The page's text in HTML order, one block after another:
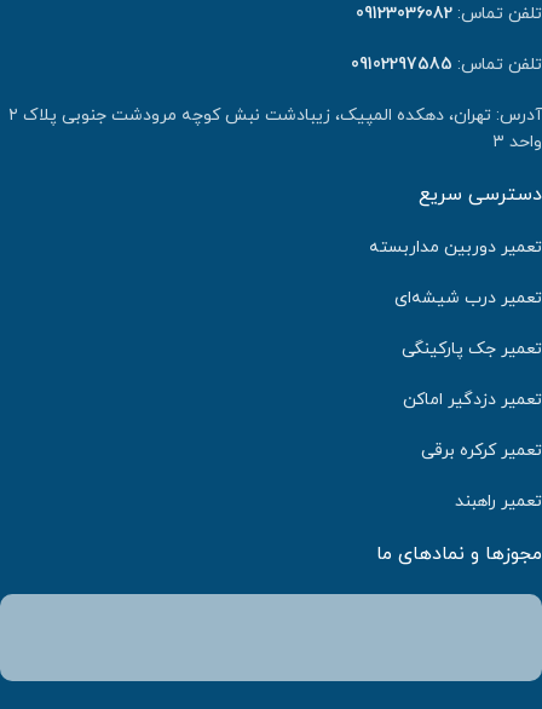
تلفن تماس: 09123036082
تلفن تماس: 09102297585
آدرس: تهران، دهکده المپیک، زیبادشت نبش کوچه مرودشت جنوبی پلاک ۲
واحد ۳
دسترسی سریع
تعمیر دوربین مداربسته
تعمیر درب شیشه‌ای
تعمیر جک پارکینگی
تعمیر دزدگیر اماکن
تعمیر کرکره برقی
تعمیر راهبند
مجوزها و نمادهای ما